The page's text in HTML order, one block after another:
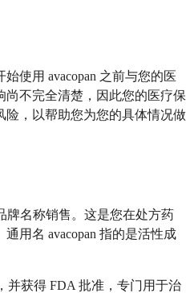
使用 avacopan 之前与您的医
不完全清楚，因此您的医疗保
险，以帮助您为您的具体情况做
牌名称销售。这是您在处方药
用名 avacopan 指的是活性成
并获得 FDA 批准，专门用于治